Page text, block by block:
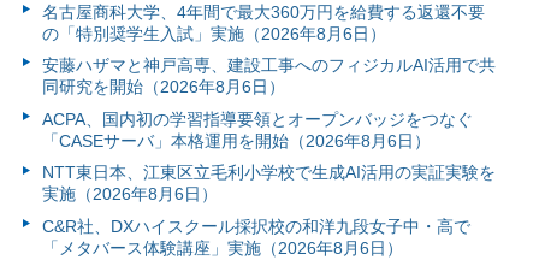
名古屋商科大学、4年間で最大360万円を給費する返還不要
の「特別奨学生入試」実施（2026年8月6日）
安藤ハザマと神戸高専、建設工事へのフィジカルAI活用で共
同研究を開始（2026年8月6日）
ACPA、国内初の学習指導要領とオープンバッジをつなぐ
「CASEサーバ」本格運用を開始（2026年8月6日）
NTT東日本、江東区立毛利小学校で生成AI活用の実証実験を
実施（2026年8月6日）
C&R社、DXハイスクール採択校の和洋九段女子中・高で
「メタバース体験講座」実施（2026年8月6日）